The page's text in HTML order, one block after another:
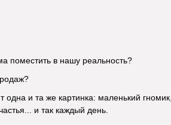
поместить в нашу реальность?
одна и та же картинка: маленький
и так каждый день.